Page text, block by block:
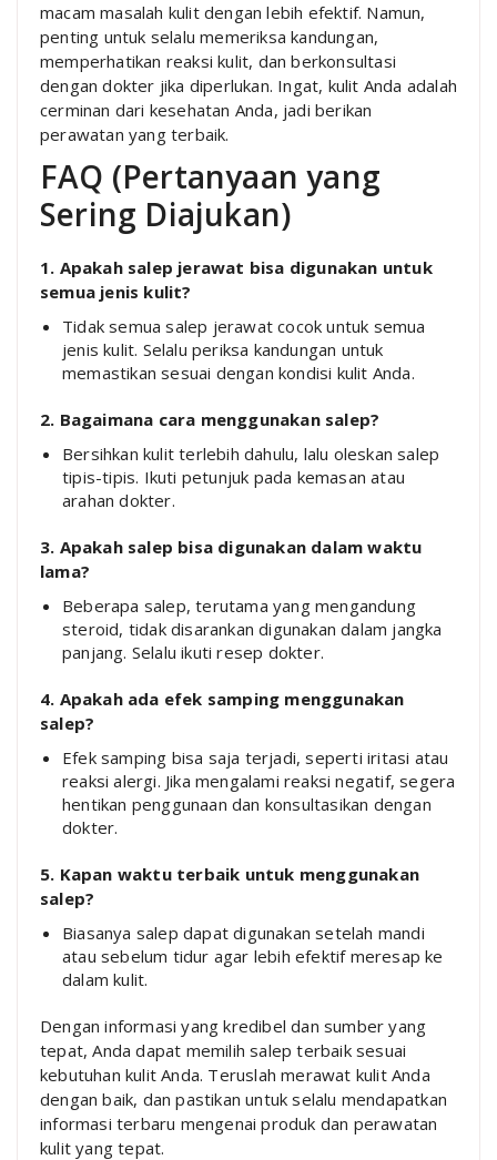
macam masalah kulit dengan lebih efektif. Namun,
penting untuk selalu memeriksa kandungan,
memperhatikan reaksi kulit, dan berkonsultasi
dengan dokter jika diperlukan. Ingat, kulit Anda adalah
cerminan dari kesehatan Anda, jadi berikan
perawatan yang terbaik.
FAQ (Pertanyaan yang
Sering Diajukan)
1. Apakah salep jerawat bisa digunakan untuk
semua jenis kulit?
Tidak semua salep jerawat cocok untuk semua
jenis kulit. Selalu periksa kandungan untuk
memastikan sesuai dengan kondisi kulit Anda.
2. Bagaimana cara menggunakan salep?
Bersihkan kulit terlebih dahulu, lalu oleskan salep
tipis-tipis. Ikuti petunjuk pada kemasan atau
arahan dokter.
3. Apakah salep bisa digunakan dalam waktu
lama?
Beberapa salep, terutama yang mengandung
steroid, tidak disarankan digunakan dalam jangka
panjang. Selalu ikuti resep dokter.
4. Apakah ada efek samping menggunakan
salep?
Efek samping bisa saja terjadi, seperti iritasi atau
reaksi alergi. Jika mengalami reaksi negatif, segera
hentikan penggunaan dan konsultasikan dengan
dokter.
5. Kapan waktu terbaik untuk menggunakan
salep?
Biasanya salep dapat digunakan setelah mandi
atau sebelum tidur agar lebih efektif meresap ke
dalam kulit.
Dengan informasi yang kredibel dan sumber yang
tepat, Anda dapat memilih salep terbaik sesuai
kebutuhan kulit Anda. Teruslah merawat kulit Anda
dengan baik, dan pastikan untuk selalu mendapatkan
informasi terbaru mengenai produk dan perawatan
kulit yang tepat.